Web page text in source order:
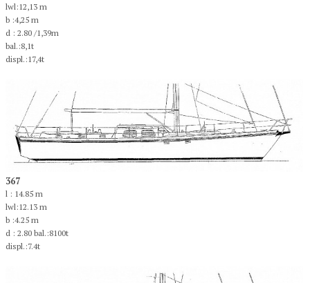
lwl:12,13 m
b :4,25 m
d : 2.80 /1,39m
bal.:8,1t
displ.:17,4t
367
l : 14.85 m
lwl:12.13 m
b :4.25 m
d : 2.80 bal.:8100t
displ.:7.4t